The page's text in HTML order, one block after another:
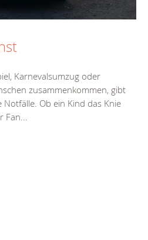
Karnevalsumzug oder
zusammenkommen, gibt
Ob ein Kind das Knie